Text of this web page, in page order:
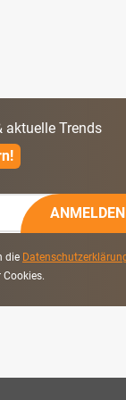
aktuelle Trends
ANMELDEN
die